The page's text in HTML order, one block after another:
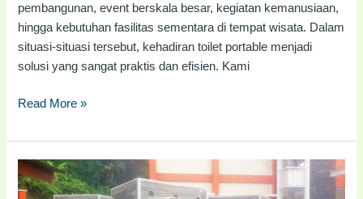
pembangunan, event berskala besar, kegiatan kemanusiaan,
hingga kebutuhan fasilitas sementara di tempat wisata. Dalam
situasi-situasi tersebut, kehadiran toilet portable menjadi
solusi yang sangat praktis dan efisien. Kami
Read More »
Jual
Toilet